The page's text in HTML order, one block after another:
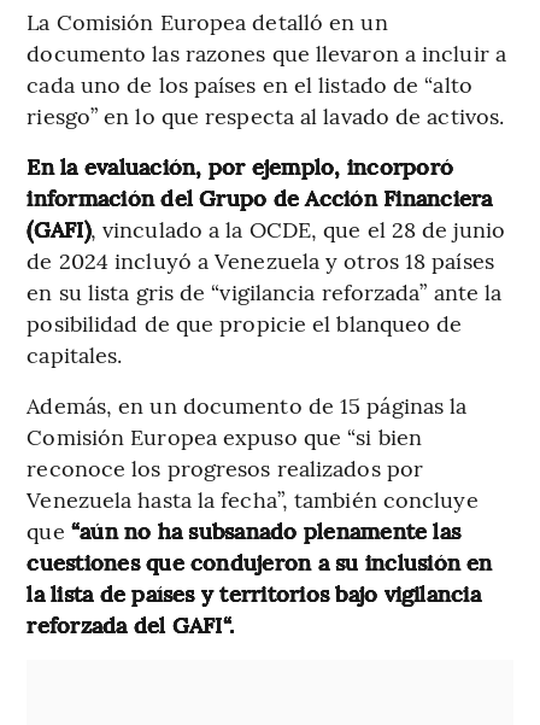
La Comisión Europea detalló en un
documento las razones que llevaron a incluir a
cada uno de los países en el listado de “alto
riesgo” en lo que respecta al lavado de activos.
En la evaluación, por ejemplo, incorporó
información del Grupo de Acción Financiera
(GAFI), vinculado a la OCDE, que el 28 de junio
de 2024 incluyó a Venezuela y otros 18 países
en su lista gris de “vigilancia reforzada” ante la
posibilidad de que propicie el blanqueo de
capitales.
Además, en un documento de 15 páginas la
Comisión Europea expuso que “si bien
reconoce los progresos realizados por
Venezuela hasta la fecha”, también concluye
que “aún no ha subsanado plenamente las
cuestiones que condujeron a su inclusión en
la lista de países y territorios bajo vigilancia
reforzada del GAFI“.